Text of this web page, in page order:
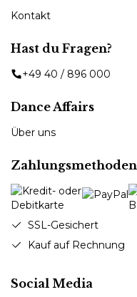
Kontakt
Hast du Fragen?
+49 40 / 896 000
Dance Affairs
Über uns
Zahlungsmethoden
SSL-Gesichert
Kauf auf Rechnung
Social Media